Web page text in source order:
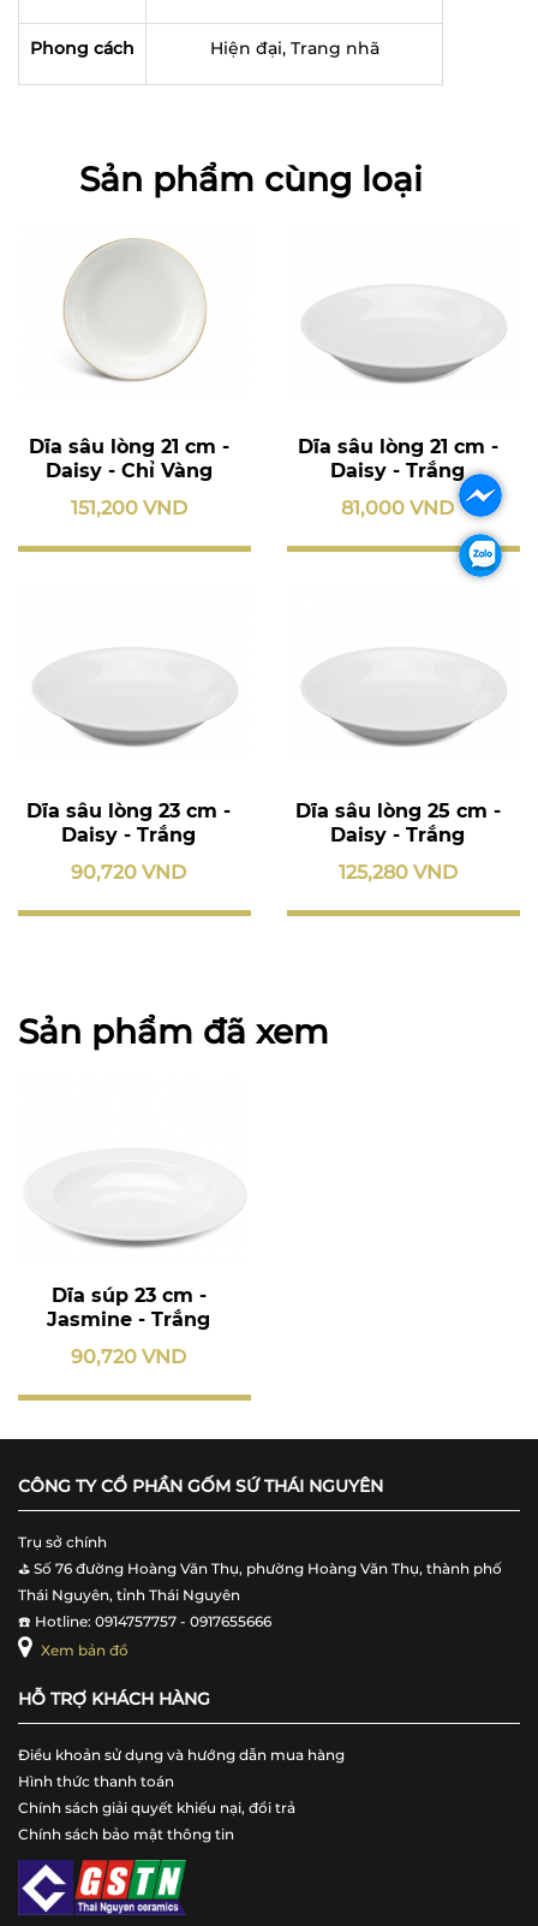
Phong cách Hiện đại, Trang nhã
Sản phẩm cùng loại
Dĩa sâu lòng 21 cm -
Daisy - Chỉ Vàng
151,200 VND
Dĩa sâu lòng 21 cm -
Daisy - Trắng
81,000 VND
Dĩa sâu lòng 23 cm -
Daisy - Trắng
90,720 VND
Dĩa sâu lòng 25 cm -
Daisy - Trắng
125,280 VND
Sản phẩm đã xem
Dĩa súp 23 cm -
Jasmine - Trắng
90,720 VND
CÔNG TY CỔ PHẦN GỐM SỨ THÁI NGUYÊN
Trụ sở chính
⛳️ Số 76 đường Hoàng Văn Thụ, phường Hoàng Văn Thụ, thành phố
Thái Nguyên, tỉnh Thái Nguyên
☎️ Hotline: 0914757757 - 0917655666
Xem bản đồ
HỖ TRỢ KHÁCH HÀNG
Điều khoản sử dụng và hướng dẫn mua hàng
Hình thức thanh toán
Chính sách giải quyết khiếu nại, đổi trả
Chính sách bảo mật thông tin